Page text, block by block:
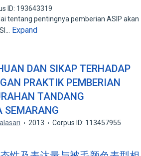
ID: 193643319
tentang pentingnya pemberian ASIP akan
Expand
DAN SIKAP TERHADAP
PRAKTIK PEMBERIAN
TANDANG
SEMARANG
2013 Corpus ID: 113457955